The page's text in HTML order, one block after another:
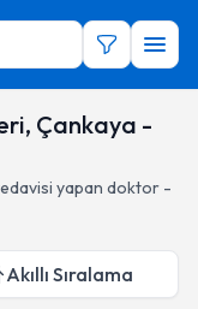
Çankaya -
yapan doktor -
Akıllı Sıralama